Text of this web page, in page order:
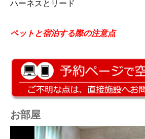
ハーネスとリード
ペットと宿泊する際の注意点
お部屋